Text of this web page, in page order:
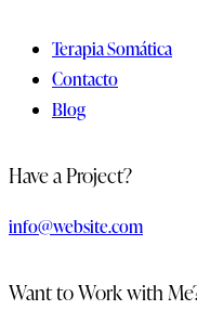
Terapia Somática
Contacto
Blog
Have a Project?
info@website.com
Want to Work with